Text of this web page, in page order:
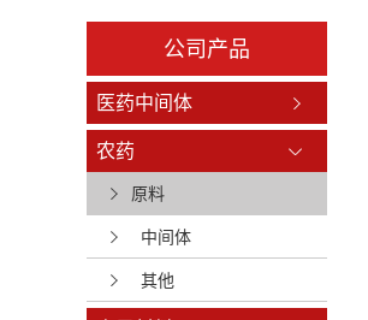
公司产品
医药中间体
农药
原料
中间体
其他